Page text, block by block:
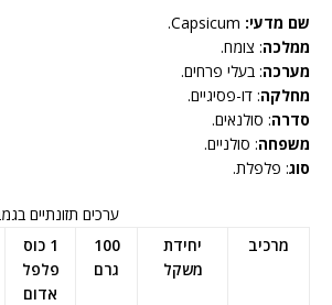
שם מדעי:
ממלכה: צומח.
מערכה: בעלי פרחים.
מחלקה: דו-פסיגיים.
סדרה: סולנאים.
משפחה: סולניים.
סוג: פלפלת.
ערכים תזונתיים
מרכיב
יחידת
משקל
100
גרם
1 כוס
פלפל
אדום